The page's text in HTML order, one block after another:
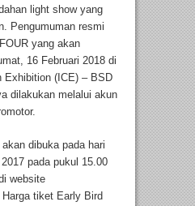
light show yang
Pengumuman resmi
yang akan
16 Februari 2018 di
Exhibition (ICE) – BSD
dilakukan melalui akun
dibuka pada hari
pada pukul 15.00
website
tiket Early Bird